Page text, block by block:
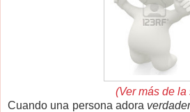
(Ver más de
Cuando una persona adora